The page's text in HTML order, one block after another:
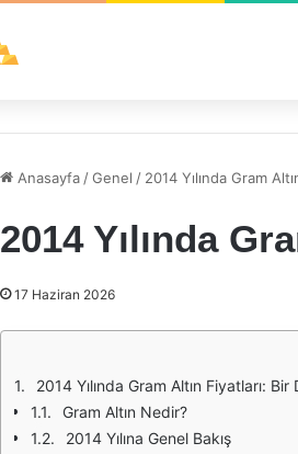
Anasayfa /Genel / 2014 Yılında Gram
2014 Yılında
17 Haziran 2026
2014 Yılında Gram Altın Fiyatları:
Gram Altın Nedir?
2014 Yılına Genel Bakış